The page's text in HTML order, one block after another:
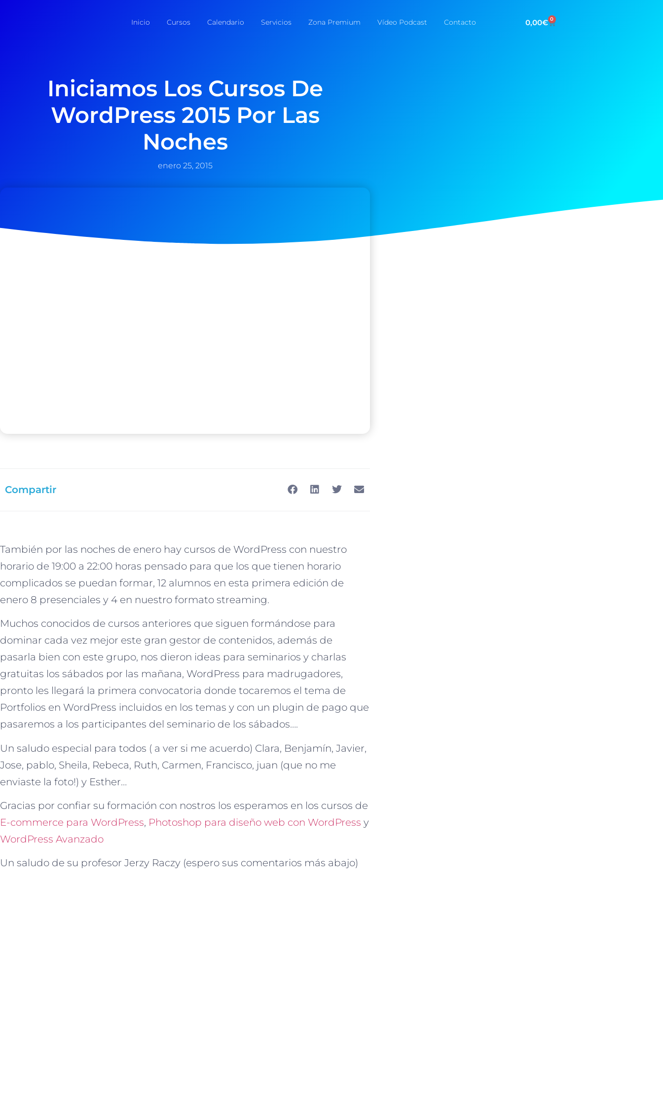
Inicio Cursos Calendario Servicios Zona Premium Vídeo Podcast Contacto 0,00€ 0
Iniciamos Los Cursos De
WordPress 2015 Por Las
Noches
enero 25, 2015
Compartir
También por las noches de enero hay cursos de WordPress con nuestro
horario de 19:00 a 22:00 horas pensado para que los que tienen horario
complicados se puedan formar, 12 alumnos en esta primera edición de
enero 8 presenciales y 4 en nuestro formato streaming.
Muchos conocidos de cursos anteriores que siguen formándose para
dominar cada vez mejor este gran gestor de contenidos, además de
pasarla bien con este grupo, nos dieron ideas para seminarios y charlas
gratuitas los sábados por las mañana, WordPress para madrugadores,
pronto les llegará la primera convocatoria donde tocaremos el tema de
Portfolios en WordPress incluidos en los temas y con un plugin de pago que
pasaremos a los participantes del seminario de los sábados….
Un saludo especial para todos ( a ver si me acuerdo) Clara, Benjamín, Javier,
Jose, pablo, Sheila, Rebeca, Ruth, Carmen, Francisco, juan (que no me
enviaste la foto!) y Esther…
Gracias por confiar su formación con nostros los esperamos en los cursos de
E-commerce para WordPress, Photoshop para diseño web con WordPress y
WordPress Avanzado
Un saludo de su profesor Jerzy Raczy (espero sus comentarios más abajo)